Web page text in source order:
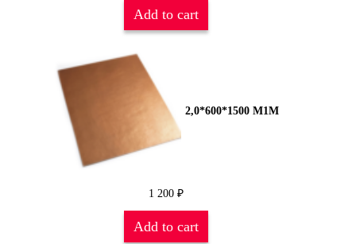
Add to cart
2,0*600*1500 М1М
1 200 ₽
Add to cart